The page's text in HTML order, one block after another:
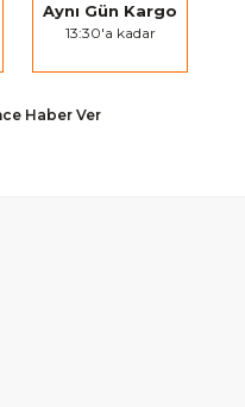
Aynı Gün Kargo
13:30'a kadar
Haber Ver